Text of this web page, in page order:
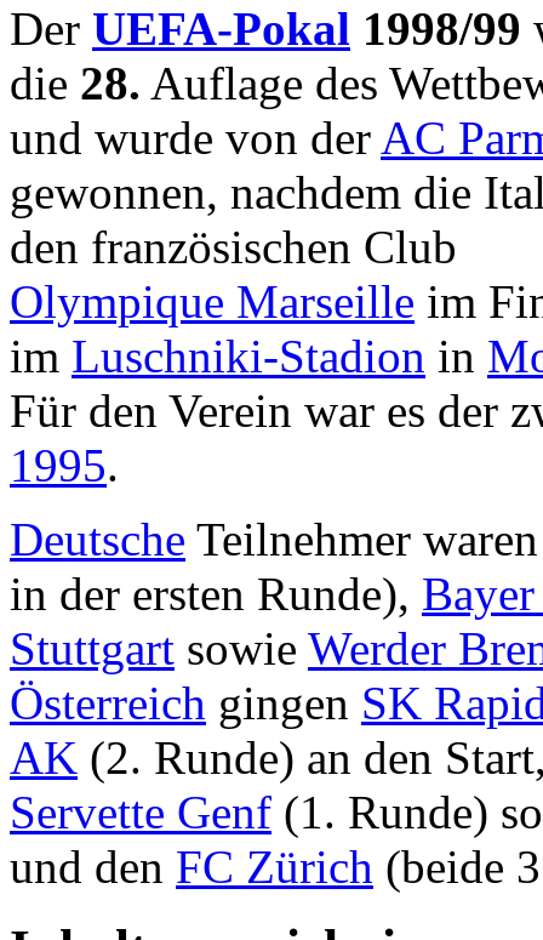
Der UEFA-Pokal 1998/99
die 28. Auflage des
und wurde von der AC
gewonnen, nachdem die
den französischen Club
Olympique Marseille im
im Luschniki-Stadion in
Für den Verein war es der
1995.
Deutsche Teilnehmer
in der ersten Runde),
Stuttgart sowie Werder
Österreich gingen SK
AK (2. Runde) an den
Servette Genf (1. Runde)
und den FC Zürich (beide